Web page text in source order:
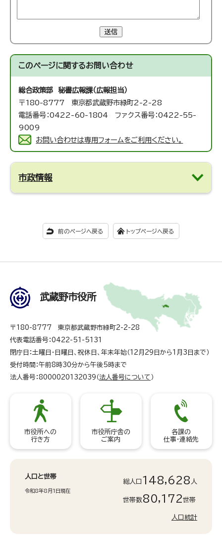
送信
このページに関するお問い合わせ
総合政策部 秘書広報課（広報担当）
〒180-8777 東京都武蔵野市緑町2-2-28
電話番号：0422-60-1804 ファクス番号：0422-55-
9009
お問い合わせは専用フォームをご利用ください。
市政情報
前のページへ戻る トップページへ戻る
武蔵野市役所
〒180-8777 東京都武蔵野市緑町2-2-28
代表電話番号：0422-51-5131
閉庁日：土曜日・日曜日、祝休日、年末年始（12月29日から1月3日まで）
受付時間：午前8時30分から午後5時まで
法人番号：8000020132039（ 法人番号について ）
市役所への
行き方
市役所庁舎の
ご案内
各課の
仕事・連絡先
人口と世帯
令和8年8月1日現在
総人口 148,628 人
世帯数80,172世帯
人口統計